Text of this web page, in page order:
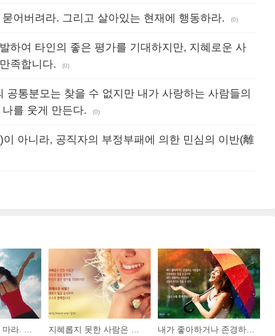
어버려라. 그리고 살아있는 현재에 행동하라. (0)
하여 타인의 좋은 평가를 기대하지만, 지혜로운 사
족합니다.
(0)
통분모는 찾을 수 없지만 내가 사랑하는 사람들의
를 웃게 만든다.
(0)
아니라, 공직자의 부정부패에 의한 민심의 이반(離
내가 좋아하거나 존경하는 사람들의 공통분모는 찾을 수 없지만 내가 사랑하는 사람들의 공통된 특징은 찾을 수 있다 그들은 나를 웃게 만든다.